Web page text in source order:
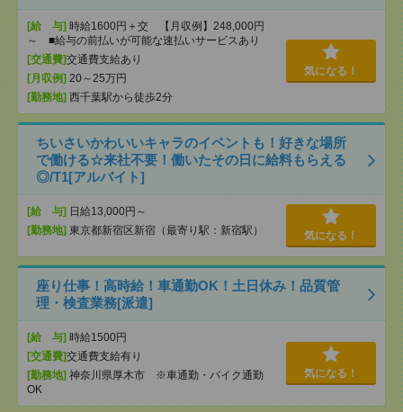
[給 与] 時給1600円＋交 【月収例】248,000円
～ ■給与の前払いが可能な速払いサービスあり
[交通費]交通費支給あり
[月収例] 20～25万円
[勤務地] 西千葉駅から徒歩2分
気になる！
ちいさいかわいいキャラのイベントも！好きな場所
で働ける☆来社不要！働いたその日に給料もらえる
◎/T1[アルバイト]
[給 与] 日給13,000円～
[勤務地] 東京都新宿区新宿（最寄り駅：新宿駅） 気になる！
座り仕事！高時給！車通勤OK！土日休み！品質管
理・検査業務[派遣]
[給 与] 時給1500円
[交通費]交通費支給有り
[勤務地] 神奈川県厚木市 ※車通勤・バイク通勤
OK
気になる！